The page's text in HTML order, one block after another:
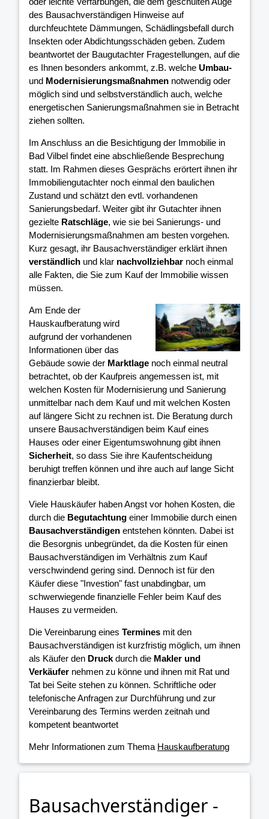
des Bausachverständigen Hinweise auf
durchfeuchtete Dämmungen, Schädlingsbefall durch
Insekten oder Abdichtungsschäden geben. Zudem
beantwortet der Baugutachter Fragestellungen, auf die
es Ihnen besonders ankommt, z.B. welche Umbau-
und Modernisierungsmaßnahmen notwendig oder
möglich sind und selbstverständlich auch, welche
energetischen Sanierungsmaßnahmen sie in Betracht
ziehen sollten.
Im Anschluss an die Besichtigung der Immobilie in
Bad Vilbel findet eine abschließende Besprechung
statt. Im Rahmen dieses Gesprächs erörtert ihnen ihr
Immobiliengutachter noch einmal den baulichen
Zustand und schätzt den evtl. vorhandenen
Sanierungsbedarf. Weiter gibt ihr Gutachter ihnen
gezielte Ratschläge, wie sie bei Sanierungs- und
Modernisierungsmaßnahmen am besten vorgehen.
Kurz gesagt, ihr Bausachverständiger erklärt ihnen
verständlich und klar nachvollziehbar noch einmal
alle Fakten, die Sie zum Kauf der Immobilie wissen
müssen.
Am Ende der
Hauskaufberatung wird
aufgrund der vorhandenen
Informationen über das
Gebäude sowie der Marktlage noch einmal neutral
betrachtet, ob der Kaufpreis angemessen ist, mit
welchen Kosten für Modernisierung und Sanierung
unmittelbar nach dem Kauf und mit welchen Kosten
auf längere Sicht zu rechnen ist. Die Beratung durch
unsere Bausachverständigen beim Kauf eines
Hauses oder einer Eigentumswohnung gibt ihnen
Sicherheit, so dass Sie ihre Kaufentscheidung
beruhigt treffen können und ihre auch auf lange Sicht
finanzierbar bleibt.
Viele Hauskäufer haben Angst vor hohen Kosten, die
durch die Begutachtung einer Immobilie durch einen
Bausachverständigen entstehen könnten. Dabei ist
die Besorgnis unbegründet, da die Kosten für einen
Bausachverständigen im Verhältnis zum Kauf
verschwindend gering sind. Dennoch ist für den
Käufer diese "Investion" fast unabdingbar, um
schwerwiegende finanzielle Fehler beim Kauf des
Hauses zu vermeiden.
Die Vereinbarung eines Termines mit den
Bausachverständigen ist kurzfristig möglich, um ihnen
als Käufer den Druckdurch die Makler und
Verkäufer nehmen zu könne und ihnen mit Rat und
Tat bei Seite stehen zu können. Schriftliche oder
telefonische Anfragen zur Durchführung und zur
Vereinbarung des Termins werden zeitnah und
kompetent beantwortet
Mehr Informationen zum Thema Hauskaufberatung
Bausachverständiger -